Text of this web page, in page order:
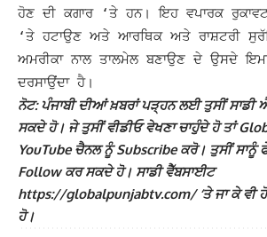
ਹੋਣ ਦੀ ਕਗਾਰ ‘ਤੇ ਹਨ।ਇਹ ਵਪਾਰਕ
‘ਤੇ ਹਟਾਉਣ ਅਤੇ ਆਰਥਿਕ ਅਤੇ ਰਾਸ਼ਟਰੀ
ਅਮਰੀਕਾ ਨਾਲ ਤਾਲਮੇਲ ਬਣਾਉਣ ਦੇ ਉਸਦੇ
ਦਰਸਾਉਂਦਾ ਹੈ।
ਨੋਟ: ਪੰਜਾਬੀ ਦੀਆਂ ਖ਼ਬਰਾਂ ਪੜ੍ਹਨ ਲਈ ਤੁਸੀਂ ਸਾਡੀ
ਸਕਦੇ ਹੋ। ਜੇ ਤੁਸੀਂ ਵੀਡੀਓ ਵੇਖਣਾ ਚਾਹੁੰਦੇ ਹੋ ਤਾਂ
YouTube ਚੈਨਲ ਨੂੰ Subscribe ਕਰੋ। ਤੁਸੀਂ ਸਾਨੂੰ
Follow ਕਰ ਸਕਦੇ ਹੋ। ਸਾਡੀ ਵੈੱਬਸਾਈਟ
https://globalpunjabtv.com/ ‘ਤੇ ਜਾ ਕੇ ਵੀ
ਹੋ।